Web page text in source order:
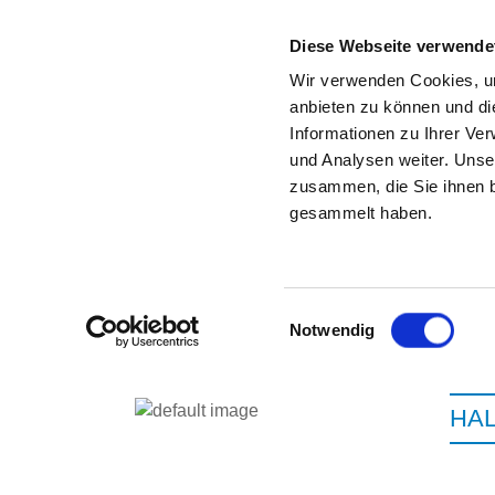
Diese Webseite
Wir verwenden Cookies,
anbieten zu können und
Informationen zu Ihrer
und Analysen weiter.
zusammen, die Sie ihnen
gesammelt haben.
Einwilligungsauswahl
Notwendig
Zur Krankenhaus-Startseite